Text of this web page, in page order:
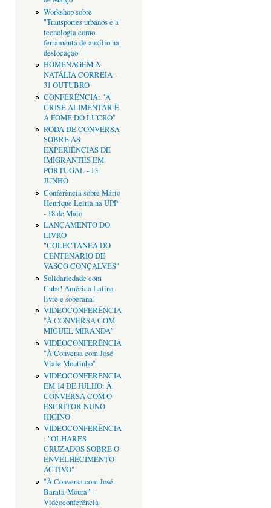
Workshop sobre
"Transportes urbanos e a
tecnologia como
ferramenta de auxílio na
deslocação"
HOMENAGEM A
NATÁLIA CORREIA -
31 OUTUBRO
CONFERÊNCIA: "A
CRISE ALIMENTAR E
A FOME DO LUCRO"
RODA DE CONVERSA
SOBRE AS
EXPERIÊNCIAS DE
IMIGRANTES EM
PORTUGAL - 13
JUNHO
Conferência sobre Mário
Henrique Leiria na UPP
- 18 de Maio
LANÇAMENTO DO
LIVRO
"COLECTÂNEA DO
CENTENÁRIO DE
VASCO CONÇALVES"
Solidariedade com
Cuba! América Latina
livre e soberana!
VIDEOCONFERÊNCIA
"À CONVERSA COM
MIGUEL MIRANDA"
VIDEOCONFERÊNCIA
"À Conversa com José
Viale Moutinho"
VIDEOCONFERÊNCIA
EM 14 DE JULHO: À
CONVERSA COM O
ESCRITOR NUNO
HIGINO
VIDEOCONFERÊNCIA
: "OLHARES
CRUZADOS SOBRE O
ENVELHECIMENTO
ACTIVO"
"À Conversa com José
Barata-Moura" -
Videoconferência